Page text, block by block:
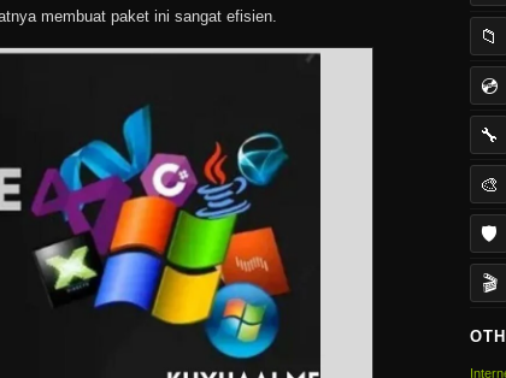
membuat paket ini sangat efisien.
📁
💿
🔧
🎨
🛡️
🎬